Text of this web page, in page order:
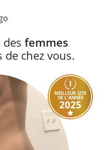
femmes
de chez vous.
MEILLEUR SITE
DE L'ANNÉE
2025